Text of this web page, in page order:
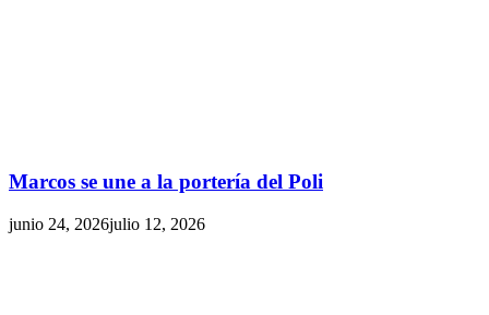
Marcos se une a la portería del Poli
junio 24, 2026julio 12, 2026